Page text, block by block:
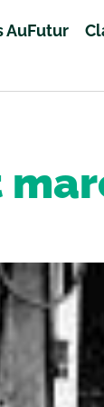
AuFutur